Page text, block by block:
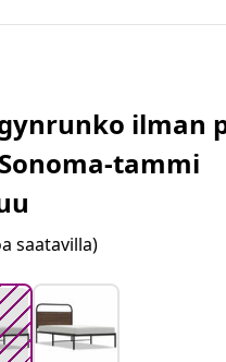
ilman
tammi
saatavilla)